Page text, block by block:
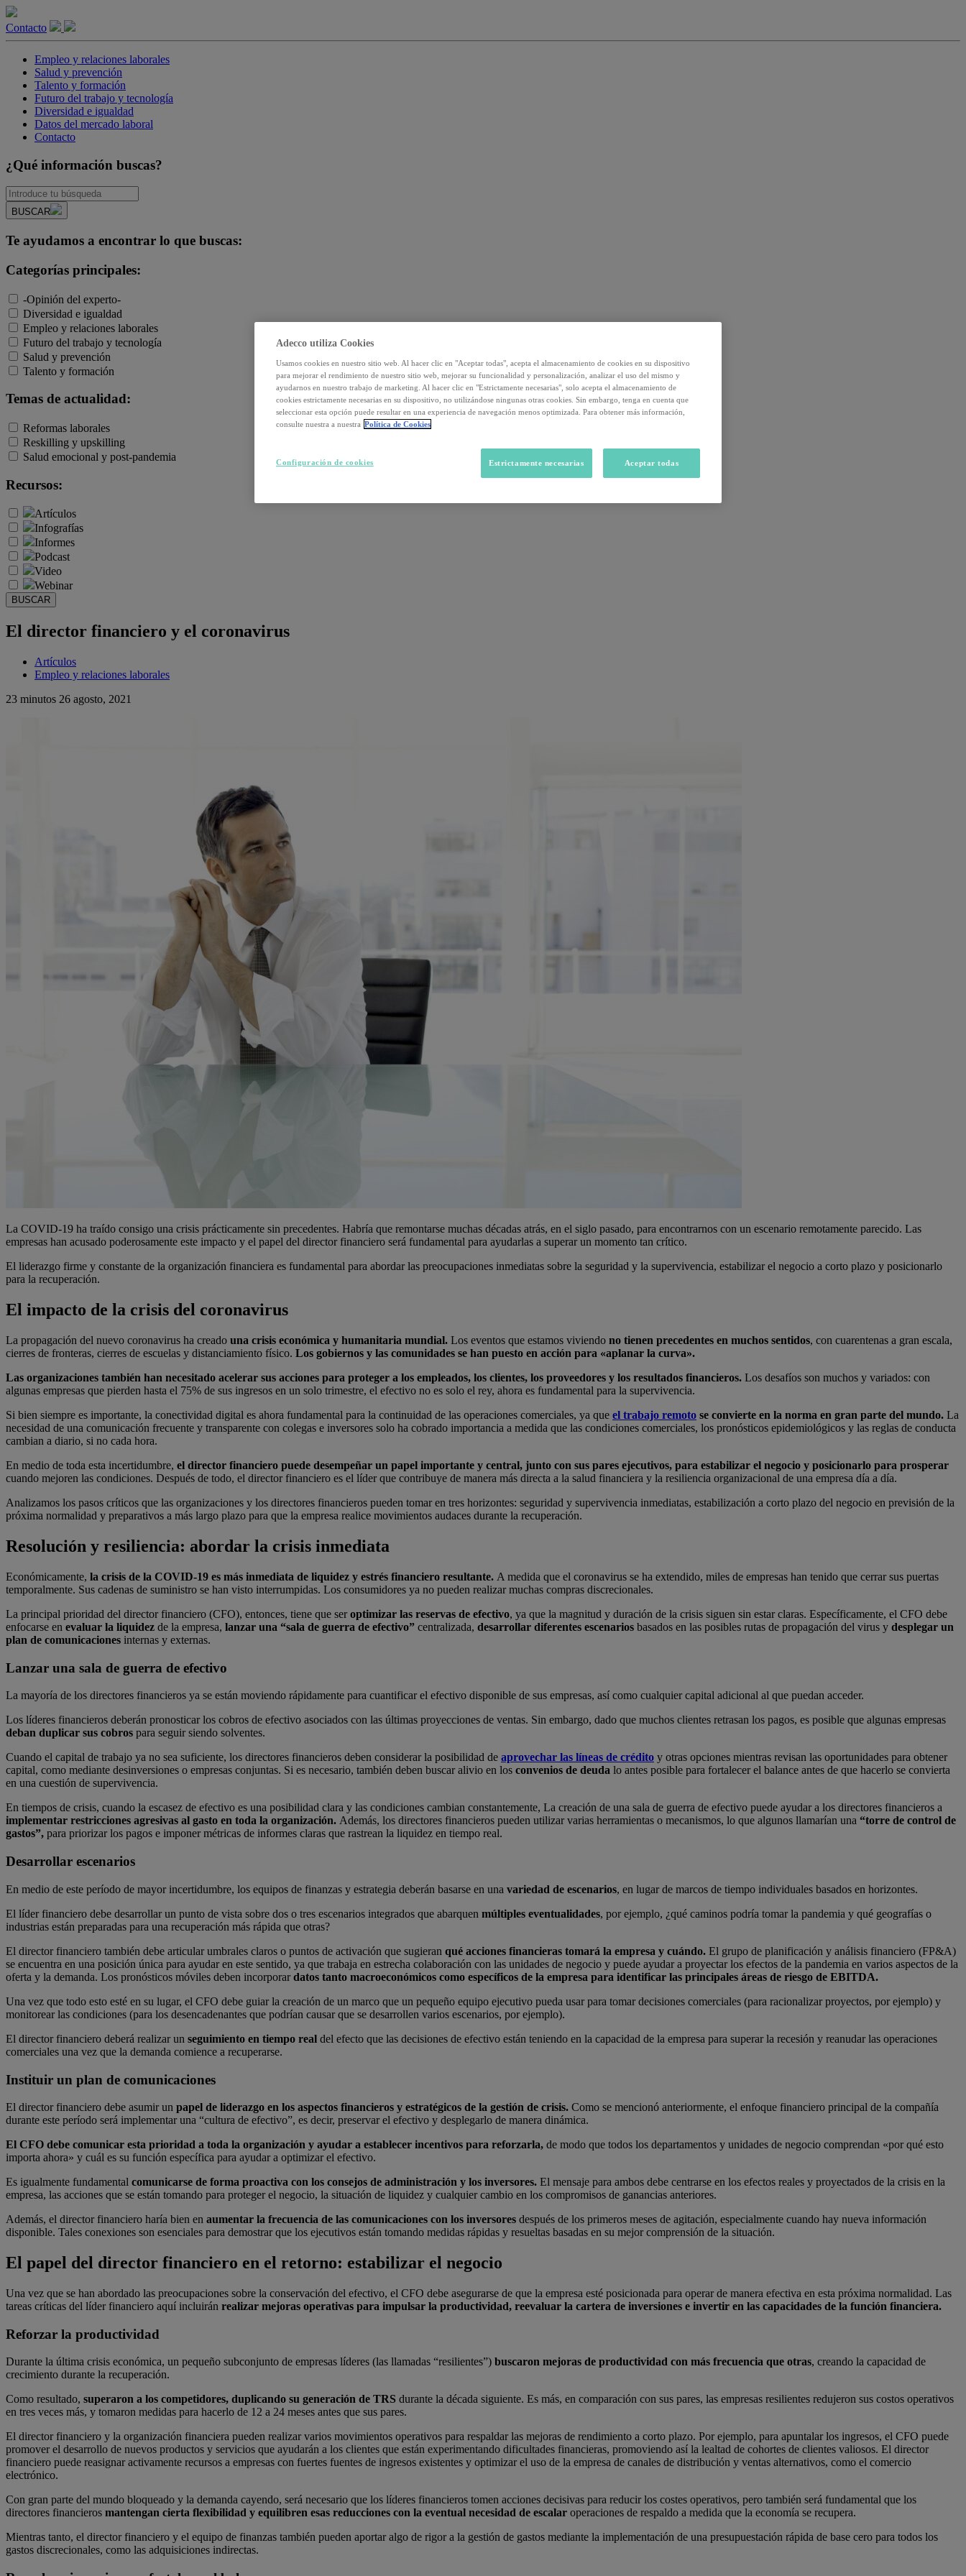
Contacto
Empleo y relaciones laborales
Salud y prevención
Talento y formación
Futuro del trabajo y tecnología
Diversidad e igualdad
Datos del mercado laboral
Contacto
¿Qué información buscas?
BUSCAR
Te ayudamos a encontrar lo que buscas:
Categorías principales:
-Opinión del experto-
Diversidad e igualdad
Empleo y relaciones laborales
Futuro del trabajo y tecnología
Salud y prevención
Talento y formación
Temas de actualidad:
Reformas laborales
Reskilling y upskilling
Salud emocional y post-pandemia
Recursos:
Artículos
Infografías
Informes
Podcast
Video
Webinar
BUSCAR
El director financiero y el coronavirus
Artículos
Empleo y relaciones laborales
23 minutos 26 agosto, 2021
La COVID-19 ha traído consigo una crisis prácticamente sin precedentes. Habría que remontarse muchas décadas atrás, en el siglo pasado, para encontrarnos con un escenario remotamente parecido. Las
empresas han acusado poderosamente este impacto y el papel del director financiero será fundamental para ayudarlas a superar un momento tan crítico.
El liderazgo firme y constante de la organización financiera es fundamental para abordar las preocupaciones inmediatas sobre la seguridad y la supervivencia, estabilizar el negocio a corto plazo y posicionarlo
para la recuperación.
El impacto de la crisis del coronavirus
La propagación del nuevo coronavirus ha creado una crisis económica y humanitaria mundial. Los eventos que estamos viviendo no tienen precedentes en muchos sentidos, con cuarentenas a gran escala,
cierres de fronteras, cierres de escuelas y distanciamiento físico. Los gobiernos y las comunidades se han puesto en acción para «aplanar la curva».
Las organizaciones también han necesitado acelerar sus acciones para proteger a los empleados, los clientes, los proveedores y los resultados financieros. Los desafíos son muchos y variados: con
algunas empresas que pierden hasta el 75% de sus ingresos en un solo trimestre, el efectivo no es solo el rey, ahora es fundamental para la supervivencia.
Si bien siempre es importante, la conectividad digital es ahora fundamental para la continuidad de las operaciones comerciales, ya que el trabajo remoto se convierte en la norma en gran parte del mundo. La
necesidad de una comunicación frecuente y transparente con colegas e inversores solo ha cobrado importancia a medida que las condiciones comerciales, los pronósticos epidemiológicos y las reglas de conducta
cambian a diario, si no cada hora.
En medio de toda esta incertidumbre, el director financiero puede desempeñar un papel importante y central, junto con sus pares ejecutivos, para estabilizar el negocio y posicionarlo para prosperar
cuando mejoren las condiciones. Después de todo, el director financiero es el líder que contribuye de manera más directa a la salud financiera y la resiliencia organizacional de una empresa día a día.
Analizamos los pasos críticos que las organizaciones y los directores financieros pueden tomar en tres horizontes: seguridad y supervivencia inmediatas, estabilización a corto plazo del negocio en previsión de la
próxima normalidad y preparativos a más largo plazo para que la empresa realice movimientos audaces durante la recuperación.
Resolución y resiliencia: abordar la crisis inmediata
Económicamente, la crisis de la COVID-19 es más inmediata de liquidez y estrés financiero resultante. A medida que el coronavirus se ha extendido, miles de empresas han tenido que cerrar sus puertas
temporalmente. Sus cadenas de suministro se han visto interrumpidas. Los consumidores ya no pueden realizar muchas compras discrecionales.
La principal prioridad del director financiero (CFO), entonces, tiene que seroptimizar las reservas de efectivo, ya que la magnitud y duración de la crisis siguen sin estar claras. Específicamente, el CFO debe
enfocarse en evaluar la liquidez de la empresa, lanzar una “sala de guerra de efectivo” centralizada, desarrollar diferentes escenarios basados ​​en las posibles rutas de propagación del virus y desplegar un
plan de comunicaciones internas y externas.
Lanzar una sala de guerra de efectivo
La mayoría de los directores financieros ya se están moviendo rápidamente para cuantificar el efectivo disponible de sus empresas, así como cualquier capital adicional al que puedan acceder.
Los líderes financieros deberán pronosticar los cobros de efectivo asociados con las últimas proyecciones de ventas. Sin embargo, dado que muchos clientes retrasan los pagos, es posible que algunas empresas
deban duplicar sus cobros para seguir siendo solventes.
Cuando el capital de trabajo ya no sea suficiente, los directores financieros deben considerar la posibilidad de aprovechar las líneas de crédito y otras opciones mientras revisan las oportunidades para obtener
capital, como mediante desinversiones o empresas conjuntas. Si es necesario, también deben buscar alivio en los convenios de deuda lo antes posible para fortalecer el balance antes de que hacerlo se convierta
en una cuestión de supervivencia.
En tiempos de crisis, cuando la escasez de efectivo es una posibilidad clara y las condiciones cambian constantemente, La creación de una sala de guerra de efectivo puede ayudar a los directores financieros a
implementar restricciones agresivas al gasto en toda la organización. Además, los directores financieros pueden utilizar varias herramientas o mecanismos, lo que algunos llamarían una “torre de control de
gastos”, para priorizar los pagos e imponer métricas de informes claras que rastrean la liquidez en tiempo real.
Desarrollar escenarios
En medio de este período de mayor incertidumbre, los equipos de finanzas y estrategia deberán basarse en una variedad de escenarios, en lugar de marcos de tiempo individuales basados ​​en horizontes.
El líder financiero debe desarrollar un punto de vista sobre dos o tres escenarios integrados que abarquen múltiples eventualidades, por ejemplo, ¿qué caminos podría tomar la pandemia y qué geografías o
industrias están preparadas para una recuperación más rápida que otras?
El director financiero también debe articular umbrales claros o puntos de activación que sugieran qué acciones financieras tomará la empresa y cuándo. El grupo de planificación y análisis financiero (FP&A)
se encuentra en una posición única para ayudar en este sentido, ya que trabaja en estrecha colaboración con las unidades de negocio y puede ayudar a proyectar los efectos de la pandemia en varios aspectos de la
oferta y la demanda. Los pronósticos móviles deben incorporardatos tanto macroeconómicos como específicos de la empresa para identificar las principales áreas de riesgo de EBITDA.
Una vez que todo esto esté en su lugar, el CFO debe guiar la creación de un marco que un pequeño equipo ejecutivo pueda usar para tomar decisiones comerciales (para racionalizar proyectos, por ejemplo) y
monitorear las condiciones (para los desencadenantes que podrían causar que se desarrollen varios escenarios, por ejemplo).
El director financiero deberá realizar un seguimiento en tiempo real del efecto que las decisiones de efectivo están teniendo en la capacidad de la empresa para superar la recesión y reanudar las operaciones
comerciales una vez que la demanda comience a recuperarse.
Instituir un plan de comunicaciones
El director financiero debe asumir un papel de liderazgo en los aspectos financieros y estratégicos de la gestión de crisis. Como se mencionó anteriormente, el enfoque financiero principal de la compañía
durante este período será implementar una “cultura de efectivo”, es decir, preservar el efectivo y desplegarlo de manera dinámica.
El CFO debe comunicar esta prioridad a toda la organización y ayudar a establecer incentivos para reforzarla, de modo que todos los departamentos y unidades de negocio comprendan «por qué esto
importa ahora» y cuál es su función específica para ayudar a optimizar el efectivo.
Es igualmente fundamental comunicarse de forma proactiva con los consejos de administración y los inversores. El mensaje para ambos debe centrarse en los efectos reales y proyectados de la crisis en la
empresa, las acciones que se están tomando para proteger el negocio, la situación de liquidez y cualquier cambio en los compromisos de ganancias anteriores.
Además, el director financiero haría bien en aumentar la frecuencia de las comunicaciones con los inversores después de los primeros meses de agitación, especialmente cuando hay nueva información
disponible. Tales conexiones son esenciales para demostrar que los ejecutivos están tomando medidas rápidas y resueltas basadas en su mejor comprensión de la situación.
El papel del director financiero en el retorno: estabilizar el negocio
Una vez que se han abordado las preocupaciones sobre la conservación del efectivo, el CFO debe asegurarse de que la empresa esté posicionada para operar de manera efectiva en esta próxima normalidad. Las
tareas críticas del líder financiero aquí incluirán realizar mejoras operativas para impulsar la productividad, reevaluar la cartera de inversiones e invertir en las capacidades de la función financiera.
Reforzar la productividad
Durante la última crisis económica, un pequeño subconjunto de empresas líderes (las llamadas “resilientes”) buscaron mejoras de productividad con más frecuencia que otras, creando la capacidad de
crecimiento durante la recuperación.
Como resultado, superaron a los competidores, duplicando su generación de TRS durante la década siguiente. Es más, en comparación con sus pares, las empresas resilientes redujeron sus costos operativos
en tres veces más, y tomaron medidas para hacerlo de 12 a 24 meses antes que sus pares.
El director financiero y la organización financiera pueden realizar varios movimientos operativos para respaldar las mejoras de rendimiento a corto plazo. Por ejemplo, para apuntalar los ingresos, el CFO puede
promover el desarrollo de nuevos productos y servicios que ayudarán a los clientes que están experimentando dificultades financieras, promoviendo así la lealtad de cohortes de clientes valiosos. El director
financiero puede reasignar activamente recursos a empresas con fuertes fuentes de ingresos existentes y optimizar el uso de la empresa de canales de distribución y ventas alternativos, como el comercio
electrónico.
Con gran parte del mundo bloqueado y la demanda cayendo, será necesario que los líderes financieros tomen acciones decisivas para reducir los costes operativos, pero también será fundamental que los
directores financieros mantengan cierta flexibilidad y equilibren esas reducciones con la eventual necesidad de escalar operaciones de respaldo a medida que la economía se recupera.
Mientras tanto, el director financiero y el equipo de finanzas también pueden aportar algo de rigor a la gestión de gastos mediante la implementación de una presupuestación rápida de base cero para todos los
gastos discrecionales, como las adquisiciones indirectas.
Adecco utiliza Cookies
Usamos cookies en nuestro sitio web. Al hacer clic en "Aceptar todas", acepta el almacenamiento de cookies en su dispositivo
para mejorar el rendimiento de nuestro sitio web, mejorar su funcionalidad y personalización, analizar el uso del mismo y
ayudarnos en nuestro trabajo de marketing. Al hacer clic en "Estrictamente necesarias", solo acepta el almacenamiento de
cookies estrictamente necesarias en su dispositivo, no utilizándose ningunas otras cookies. Sin embargo, tenga en cuenta que
seleccionar esta opción puede resultar en una experiencia de navegación menos optimizada. Para obtener más información,
consulte nuestra a nuestra Política de Cookies
Estrictamente necesarias Aceptar todas
Configuración de cookies